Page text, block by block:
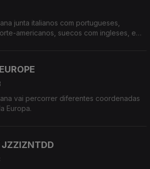
junta italianos com portugueses,
americanos, suecos com ingleses, e
vai percorrer diferentes coordenadas
Europa.